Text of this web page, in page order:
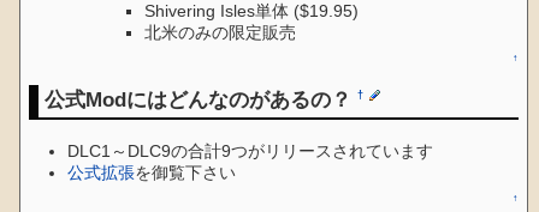
Shivering Isles単体 ($19.95)
北米のみの限定販売
↑
公式Modにはどんなのがあるの？†
DLC1～DLC9の合計9つがリリースされています
公式拡張を御覧下さい
↑